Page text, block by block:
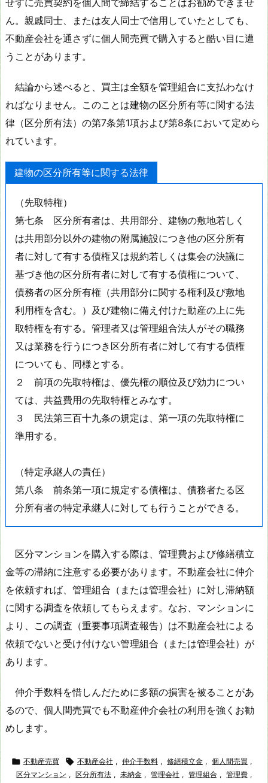
ん。親戚同士、または友人同士で信用していたとしても、
不動産会社を通さずに個人間売買で購入すると酷い目に遭
うことがあります。
結論から述べると、買主は全額を管理組合に支払わなけ
ればなりません。このことは建物の区分所有等に関する法
律（区分所有法）の第7条第1項および第8条において定めら
れています。
建物の区分所有等に関する法律
（先取特権）
第七条 区分所有者は、共用部分、建物の敷地若しく
は共用部分以外の建物の附属施設につき他の区分所有
者に対して有する債権又は規約若しくは集会の決議に
基づき他の区分所有者に対して有する債権について、
債務者の区分所有権（共用部分に関する権利及び敷地
利用権を含む。）及び建物に備え付けた動産の上に先
取特権を有する。管理者又は管理組合法人がその職務
又は業務を行うにつき区分所有者に対して有する債権
についても、同様とする。
２ 前項の先取特権は、優先権の順位及び効力につい
ては、共益費用の先取特権とみなす。
３ 民法第三百十九条の規定は、第一項の先取特権に
準用する。
（特定承継人の責任）
第八条 前条第一項に規定する債権は、債務者たる区
分所有者の特定承継人に対しても行うことができる。
区分マンションを購入する際は、管理費および修繕積立
金等の滞納に注意する必要があります。不動産会社に仲介
を依頼すれば、管理組合（または管理会社）に対し滞納額
に関する調査を依頼してもらえます。なお、マンションに
より、この調査（重要事項調査報告）は不動産会社による
依頼でないと受け付けない管理組合（または管理会社）が
あります。
仲介手数料を惜しんだために多額の損害を被ることがあ
るので、個人間売買でも不動産仲介会社の利用を強くお勧
めします。
 不動産売買  不動産会社 , 仲介手数料 , 修繕積立金 , 個人間売買 ,
区分マンション , 区分所有法 , 未納金 , 管理会社 , 管理組合 , 管理費 ,